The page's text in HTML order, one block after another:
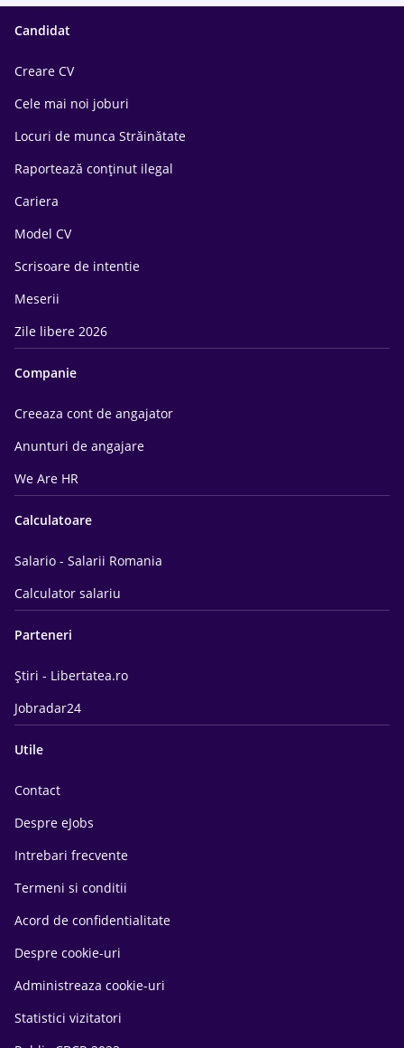
Candidat
Creare CV
Cele mai noi joburi
Locuri de munca Străinătate
Raportează conținut ilegal
Cariera
Model CV
Scrisoare de intentie
Meserii
Zile libere 2026
Companie
Creeaza cont de angajator
Anunturi de angajare
We Are HR
Calculatoare
Salario - Salarii Romania
Calculator salariu
Parteneri
Știri - Libertatea.ro
Jobradar24
Utile
Contact
Despre eJobs
Intrebari frecvente
Termeni si conditii
Acord de confidentialitate
Despre cookie-uri
Administreaza cookie-uri
Statistici vizitatori